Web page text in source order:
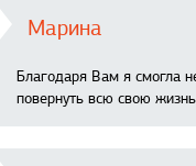
Марина
Благодаря Вам я смогла
повернуть всю свою